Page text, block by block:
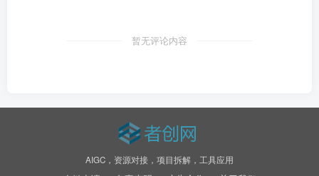
暂无评论内容
AIGC，资源对接，项目拆解，工具应用